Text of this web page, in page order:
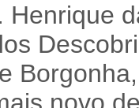
Henrique